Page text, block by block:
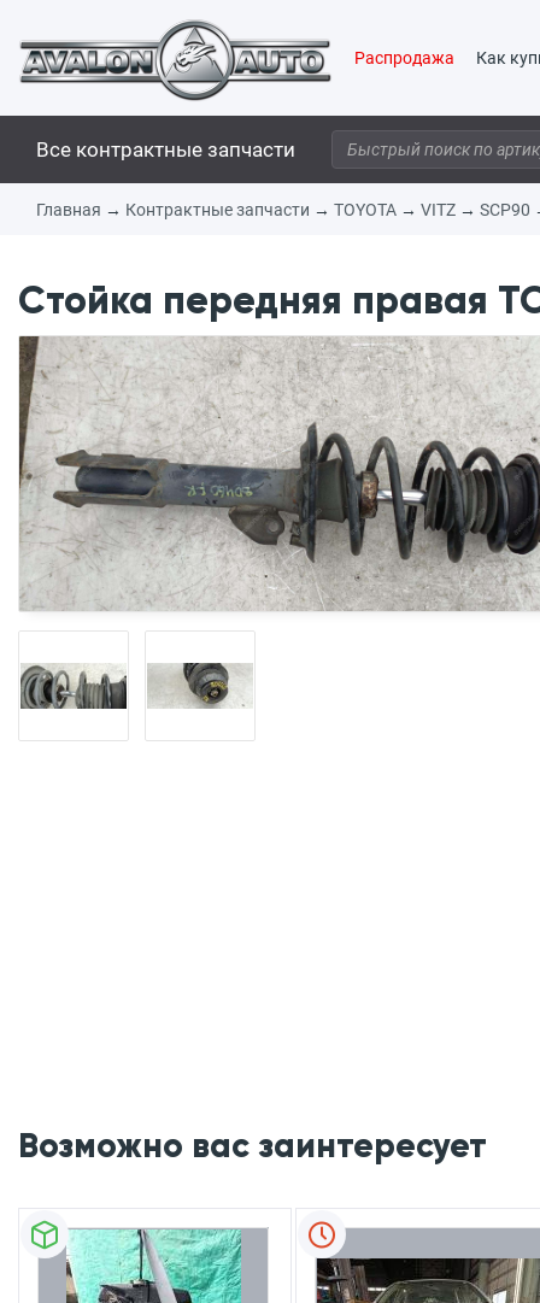
Распродажа Как
Все контрактные запчасти
Главная → Контрактные запчасти → TOYOTA → VITZ → SCP90
Стойка передняя правая
Возможно вас заинтересует